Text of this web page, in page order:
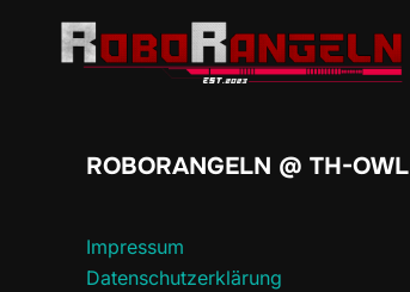
ROBORANGELN @ TH-OWL
Impressum
Datenschutzerklärung